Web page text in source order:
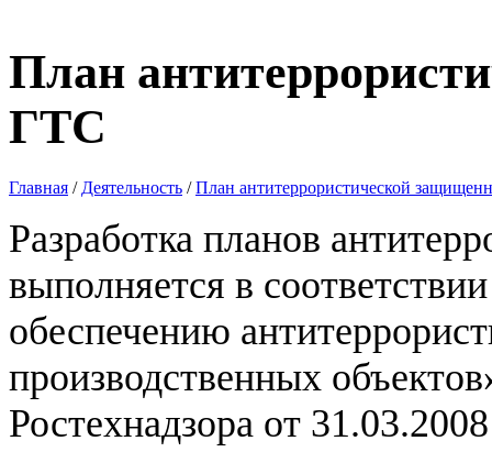
План
ГТС
Главная / Деятельность / План антитеррористической
Разработка планов
выполняется в
обеспечению
производственных
Ростехнадзора от